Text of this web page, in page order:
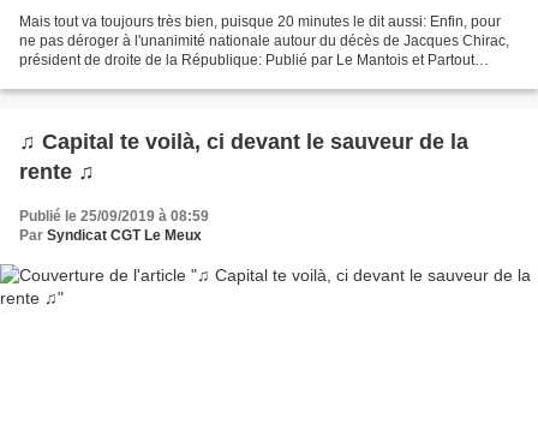
Mais tout va toujours très bien, puisque 20 minutes le dit aussi: Enfin, pour
ne pas déroger à l'unanimité nationale autour du décès de Jacques Chirac,
président de droite de la République: Publié par Le Mantois et Partout
♫ Capital te voilà, ci devant le sauveur de la
rente ♫
Publié le 25/09/2019 à 08:59
Par Syndicat CGT Le Meux